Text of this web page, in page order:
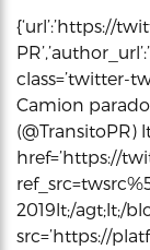
{‘url’:’https://
class=’twitter-
Camion parado
(@TransitoPR)
href=’https://
2019lt;/agt;lt;/
src=’https://